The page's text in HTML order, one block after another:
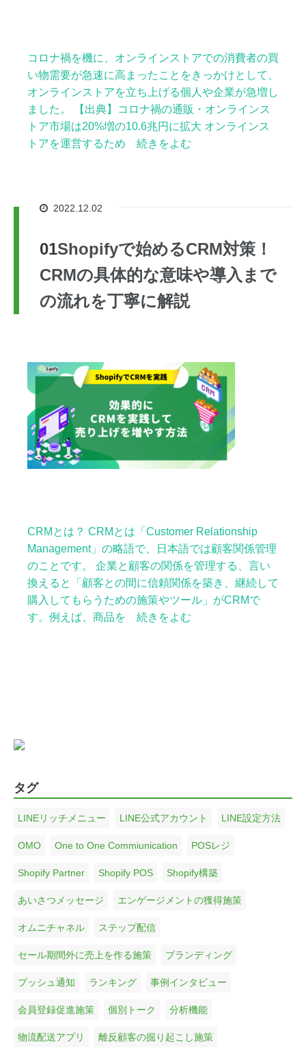
コロナ禍を機に、オンラインストアでの消費者の買
い物需要が急速に高まったことをきっかけとして、
オンラインストアを立ち上げる個人や企業が急増し
ました。 【出典】コロナ禍の通販・オンラインス
トア市場は20%増の10.6兆円に拡大 オンラインス
トアを運営するため 続きをよむ
2022.12.02
Shopifyで始めるCRM対策！
CRMの具体的な意味や導入まで
の流れを丁寧に解説
CRMとは？ CRMとは「Customer Relationship
Management」の略語で、日本語では顧客関係管理
のことです。 企業と顧客の関係を管理する、言い
換えると「顧客との間に信頼関係を築き、継続して
購入してもらうための施策やツール」がCRMで
す。例えば、商品を 続きをよむ
タグ
LINEリッチメニュー LINE公式アカウント LINE設定方法
OMO One to One Commiunication POSレジ
Shopify Partner Shopify POS Shopify構築
あいさつメッセージ エンゲージメントの獲得施策
オムニチャネル ステップ配信
セール期間外に売上を作る施策 ブランディング
プッシュ通知 ランキング 事例インタビュー
会員登録促進施策 個別トーク 分析機能
物流配送アプリ 離反顧客の掘り起こし施策